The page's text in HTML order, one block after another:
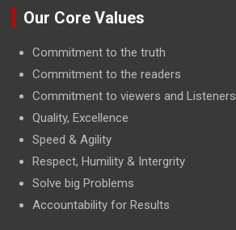
Our Core Values
Commitment to the truth
Commitment to the readers
Commitment to viewers and Listeners
Quality, Excellence
Speed & Agility
Respect, Humility & Intergrity
Solve big Problems
Accountability for Results